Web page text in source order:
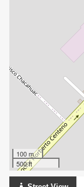
100 m
500 ft